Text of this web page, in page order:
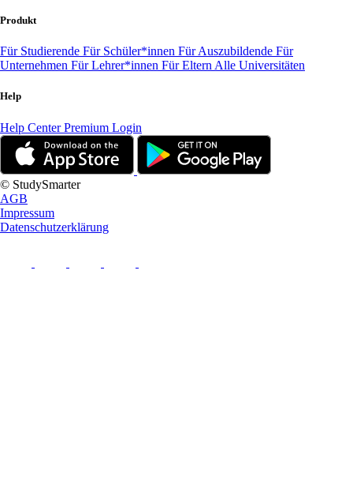
Produkt
Für Studierende Für Schüler*innen Für Auszubildende Für
Unternehmen Für Lehrer*innen Für Eltern Alle Universitäten
Help
Help CenterPremium Login
© StudySmarter
AGB
Impressum
Datenschutzerklärung